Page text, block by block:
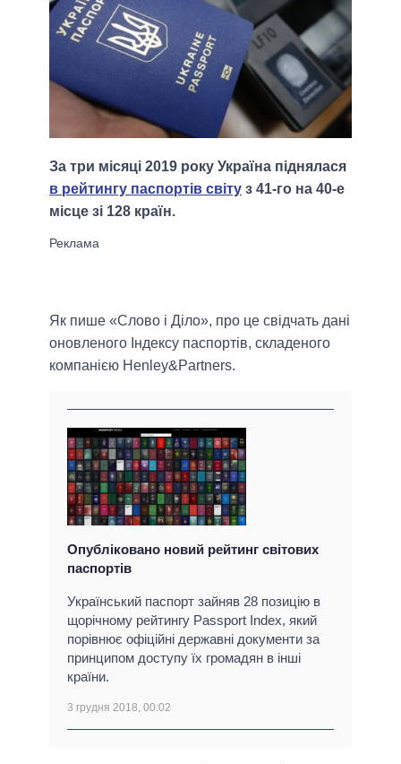
За три місяці 2019 року Україна піднялася
в рейтингу паспортів світу з 41-го на 40-е
місце зі 128 країн.
Як пише «Слово і Діло», про це свідчать дані
оновленого Індексу паспортів, складеного
компанією Henley&Partners.
Опубліковано новий рейтинг світових
паспортів
Український паспорт зайняв 28 позицію в
щорічному рейтингу Passport Index, який
порівнює офіційні державні документи за
принципом доступу їх громадян в інші
країни.
3 грудня 2018, 00:02